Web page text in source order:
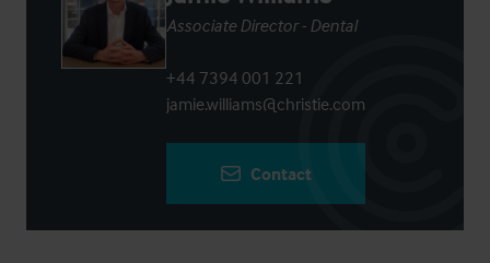
Associate Director - Dental
+44 7394 001 221
jamie.williams@christie.com
Contact